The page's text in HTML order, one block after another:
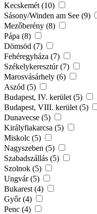
Kecskemét (10)
Sásony/Winden am See (9)
Mezőberény (8)
Pápa (8)
Dömsöd (7)
Fehéregyháza (7)
Székelykeresztúr (7)
Marosvásárhely (6)
Aszód (5)
Budapest, IV. kerület (5)
Budapest, VIII. kerület (5)
Dunavecse (5)
Királyfiakarcsa (5)
Miskolc (5)
Nagyszeben (5)
Szabadszállás (5)
Szolnok (5)
Ungvár (5)
Bukarest (4)
Győr (4)
Penc (4)